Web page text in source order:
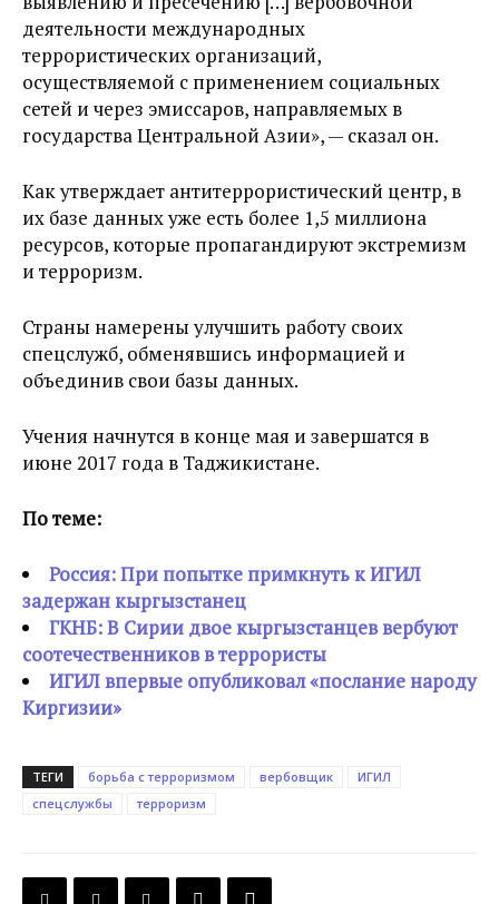
деятельности международных
террористических организаций,
осуществляемой с применением социальных
сетей и через эмиссаров, направляемых в
государства Центральной Азии», — сказал он.
Как утверждает антитеррористический центр, в
их базе данных уже есть более 1,5 миллиона
ресурсов, которые пропагандируют экстремизм
и терроризм.
Страны намерены улучшить работу своих
спецслужб, обменявшись информацией и
объединив свои базы данных.
Учения начнутся в конце мая и завершатся в
июне 2017 года в Таджикистане.
По теме:
Россия: При попытке примкнуть к ИГИЛ
задержан кыргызстанец
ГКНБ: В Сирии двое кыргызстанцев вербуют
соотечественников в террористы
ИГИЛ впервые опубликовал «послание народу
Киргизии»
ТЕГИ борьба с терроризмом вербовщик
ИГИЛ
спецслужбы
терроризм